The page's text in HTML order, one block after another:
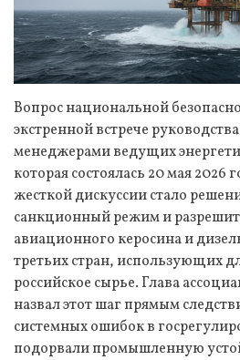
Вопрос национальной
экстренной встрече
менеджерами ведущих
которая состоялась 20 мая 2026
жесткой дискуссии стало
санкционный режим и
авиационного керосина и
третьих стран, использующих
российское сырье. Глава
назвал этот шаг прямым
системных ошибок в
подорвали промышленную